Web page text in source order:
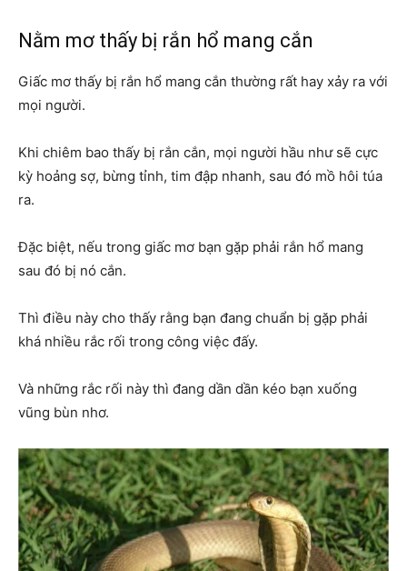
Nằm mơ thấy bị rắn hổ mang cắn
Giấc mơ thấy bị rắn hổ mang cắn thường rất hay xảy ra với
mọi người.
Khi chiêm bao thấy bị rắn cắn, mọi người hầu như sẽ cực
kỳ hoảng sợ, bừng tỉnh, tim đập nhanh, sau đó mồ hôi túa
ra.
Đặc biệt, nếu trong giấc mơ bạn gặp phải rắn hổ mang
sau đó bị nó cắn.
Thì điều này cho thấy rằng bạn đang chuẩn bị gặp phải
khá nhiều rắc rối trong công việc đấy.
Và những rắc rối này thì đang dần dần kéo bạn xuống
vũng bùn nhơ.